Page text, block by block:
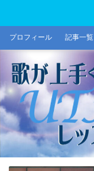
プロフィール 記事一覧